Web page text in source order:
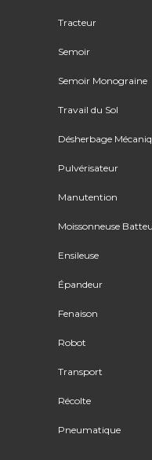
Tracteur
Semoir
Semoir Monograine
Travail du Sol
Désherbage
Pulvérisateur
Manutention
Moissonneuse
Ensileuse
Épandeur
Fenaison
Robot
Transport
Récolte
Pneumatique